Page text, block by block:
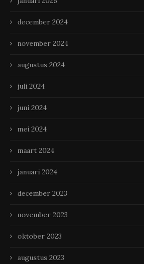
december 2024
november 2024
augustus 2024
juli 2024
juni 2024
mei 2024
maart 2024
januari 2024
december 2023
november 2023
oktober 2023
augustus 2023